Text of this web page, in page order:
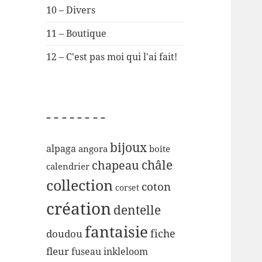
10 – Divers
11 – Boutique
12 – C'est pas moi qui l'ai fait!
– – – – – – – –
alpaga angora bijoux boîte
calendrier chapeauchâle
collection corset coton
créationdentelle
doudoufantaisie fiche
fleurfuseauinkleloom